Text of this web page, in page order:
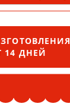
14 ДНЕЙ